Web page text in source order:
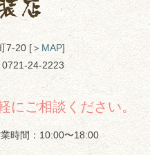
7-20 [＞ MAP]
24-2223
にご相談ください。
時間：10:00〜18:00